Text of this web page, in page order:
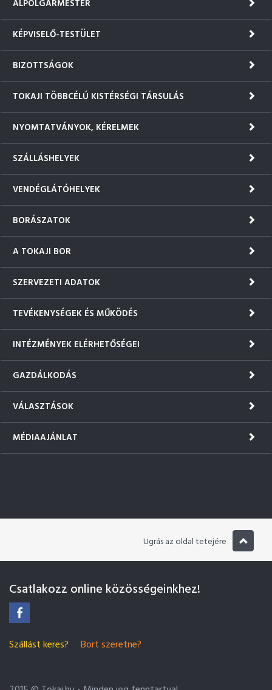
ALPOLGÁRMESTER
KÉPVISELŐ-TESTÜLET
BIZOTTSÁGOK
TOKAJI TÖBBCÉLÚ KISTÉRSÉGI TÁRSULÁS
NYOMTATVÁNYOK, KÉRELMEK
SZÁLLÁSHELYEK
VENDÉGLÁTÓHELYEK
BORÁSZATOK
A TOKAJI BOR
SZERVEZETI ADATOK
TEVÉKENYSÉGEK ÉS MŰKÖDÉS
INTÉZMÉNYEK ELÉRHETŐSÉGEI
GAZDÁLKODÁS
VÁLASZTÁSOK
MÉDIAAJÁNLAT
Ugrás az oldal tetejére
Csatlakozz online közösségeinkhez!
Szállást keres? Bort szeretne?